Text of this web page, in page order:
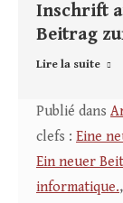
Inschrift
Beitrag
Lire la suite
Publié dans
clefs : Eine
Ein neuer
informatique.,